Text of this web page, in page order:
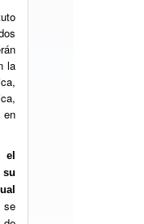
la
en
el
su